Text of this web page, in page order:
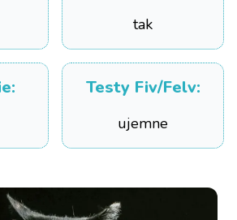
tak
: Testy Fiv/Felv:
ujemne